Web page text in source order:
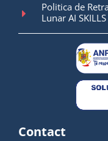
Politica de
Lunar AI SKILLS
Contact